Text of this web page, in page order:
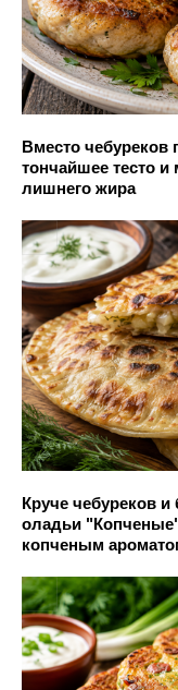
Вместо
тончайшее тесто
лишнего жира
Круче чебуреков
оладьи
копченым